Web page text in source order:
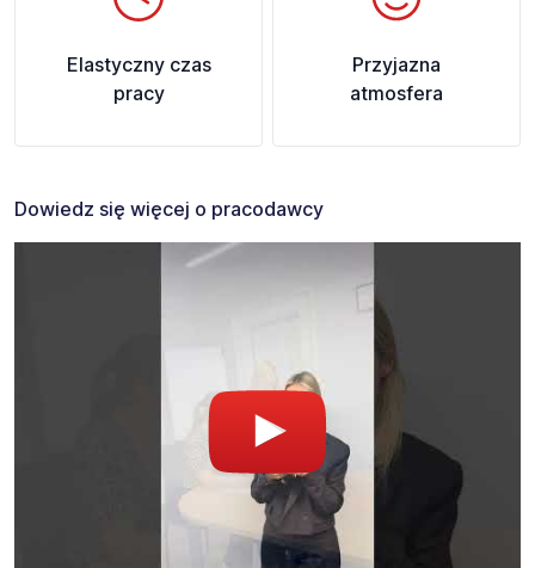
Elastyczny czas
pracy
Przyjazna
atmosfera
Dowiedz się więcej o pracodawcy